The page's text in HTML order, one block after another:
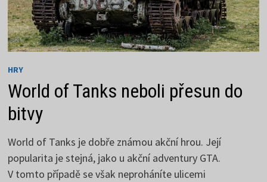
HRY
World of Tanks neboli přesun do
bitvy
World of Tanks je dobře známou akční hrou. Její
popularita je stejná, jako u akční adventury GTA.
V tomto případě se však neproháníte ulicemi